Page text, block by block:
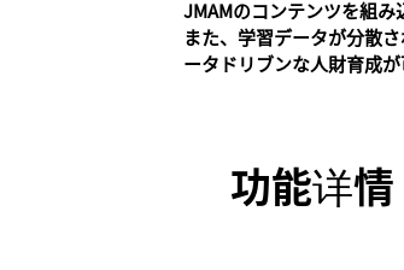
JMAMのコンテンツを組み
また、学習データが分散
ータドリブンな人財育成が
功能详情